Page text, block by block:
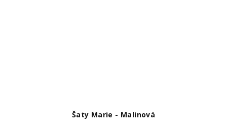
Šaty Marie - Malinová